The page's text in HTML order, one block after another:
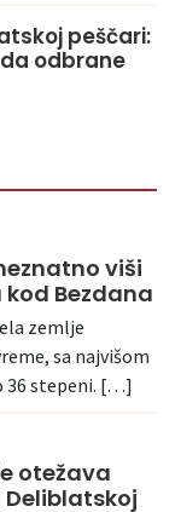
peščari:
odbrane
viši
Bezdana
zemlje
sa najvišom
36 stepeni. […]
otežava